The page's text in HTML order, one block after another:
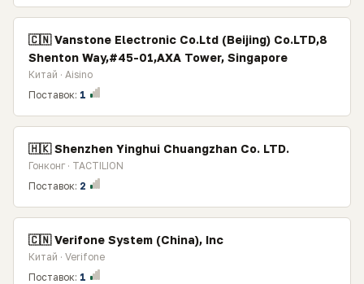
🇨🇳 Vanstone Electronic Co.Ltd (Beijing) Co.LTD,8
Shenton Way,#45-01,AXA Tower, Singapore
Китай · Aisino
Поставок: 1
🇭🇰 Shenzhen Yinghui Chuangzhan Co. LTD.
Гонконг · TACTILION
Поставок: 2
🇨🇳 Verifone System (China), Inc
Китай · Verifone
Поставок: 1